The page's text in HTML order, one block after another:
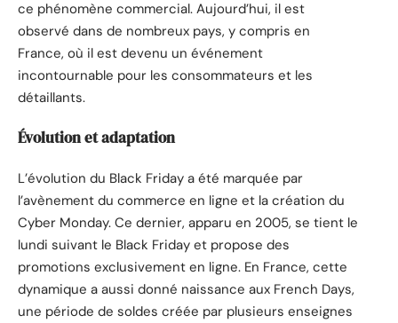
ce phénomène commercial. Aujourd’hui, il est
observé dans de nombreux pays, y compris en
France, où il est devenu un événement
incontournable pour les consommateurs et les
détaillants.
Évolution et adaptation
L’évolution du Black Friday a été marquée par
l’avènement du commerce en ligne et la création du
Cyber Monday. Ce dernier, apparu en 2005, se tient le
lundi suivant le Black Friday et propose des
promotions exclusivement en ligne. En France, cette
dynamique a aussi donné naissance aux French Days,
une période de soldes créée par plusieurs enseignes